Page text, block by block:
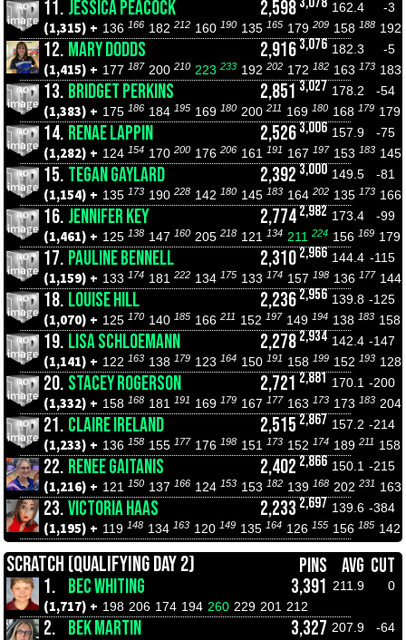
11. JESSICA PEACOCK 2,598 162.4 -3
(1,315) + 136 166 182 212 160 190 135 165 179 209 158 188 192
12. MARY DODDS 2,9163,076 182.3 -5
(1,415) + 177 187 200 210 223 233 192 202 172 182 163 173 183
13. BRIDGET PERKINS 2,851 3,027 178.2 -54
(1,383) + 175 186 184 195 169 180 200 211 169 180 168 179 179
14. RENAE LAPPIN 2,5263,006 157.9 -75
(1,282) + 124 154 170 200 176 206 161 191 167 197 153 183 145
15. TEGAN GAYLARD 2,392 3,000 149.5 -81
(1,154) + 135 173 190 228 142 180 145 183 164 202 135 173 166
16. JENNIFER KEY 2,7742,982 173.4 -99
(1,461) + 125 138 147 160 205 218 121 134 211 224 156 169 179
17. PAULINE BENNELL 2,3102,966 144.4 -115
(1,159) + 133 174 181 222 134 175 133 174 157 198 136 177 144
18. LOUISE HILL 2,2362,956 139.8 -125
(1,070) + 125 170 140 185 166 211 152 197 149 194 138 183 158
19. LISA SCHLOEMANN 2,2782,934 142.4 -147
(1,141) + 122 163 138 179 123 164 150 191 158 199 152 193 128
20. STACEY ROGERSON 2,721 2,881 170.1 -200
(1,332) + 158 168 181 191 169 179 167 177 163 173 173 183 204
21. CLAIRE IRELAND 2,515 2,867 157.2 -214
(1,233) + 136 158 155 177 176 198 151 173 152 174 189 211 158
22. RENEE GAITANIS 2,402 2,866 150.1 -215
(1,216) + 121 150 137 166 124 153 153 182 139 168 202 231 163
23.VICTORIA HAAS 2,233 2,697 139.6 -384
(1,195) + 119 148 134 163 120 149 135 164 126 155 156 185 142
SCRATCH (QUALIFYING DAY 2) PINS AVG CUT
1. BEC WHITING 3,391 211.9 0
(1,717) + 198 206 174 194 260 229 201 212
2. BEK MARTIN 3,327 207.9 -64